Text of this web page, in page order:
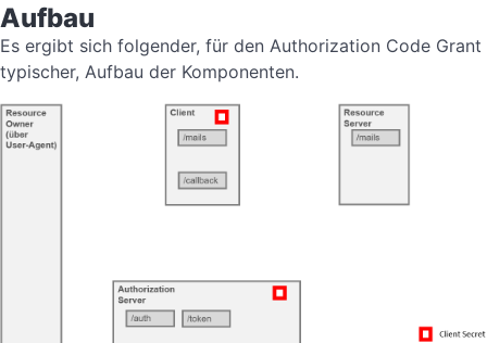
Aufbau
Es ergibt sich folgender, für den Authorization Code Grant
typischer, Aufbau der Komponenten.